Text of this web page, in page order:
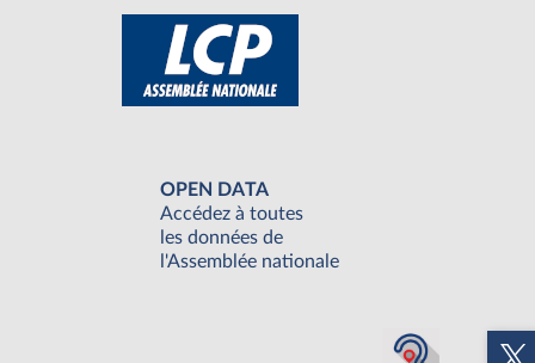
OPEN DATA
Accédez à toutes
les données de
l'Assemblée nationale